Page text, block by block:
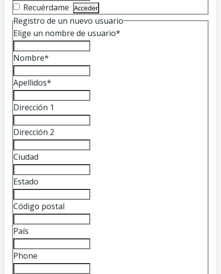
Recuérdame
Registro de un nuevo usuario
Elige un nombre de usuario*
Nombre*
Apellidos*
Dirección 1
Dirección 2
Ciudad
Estado
Código postal
País
Phone